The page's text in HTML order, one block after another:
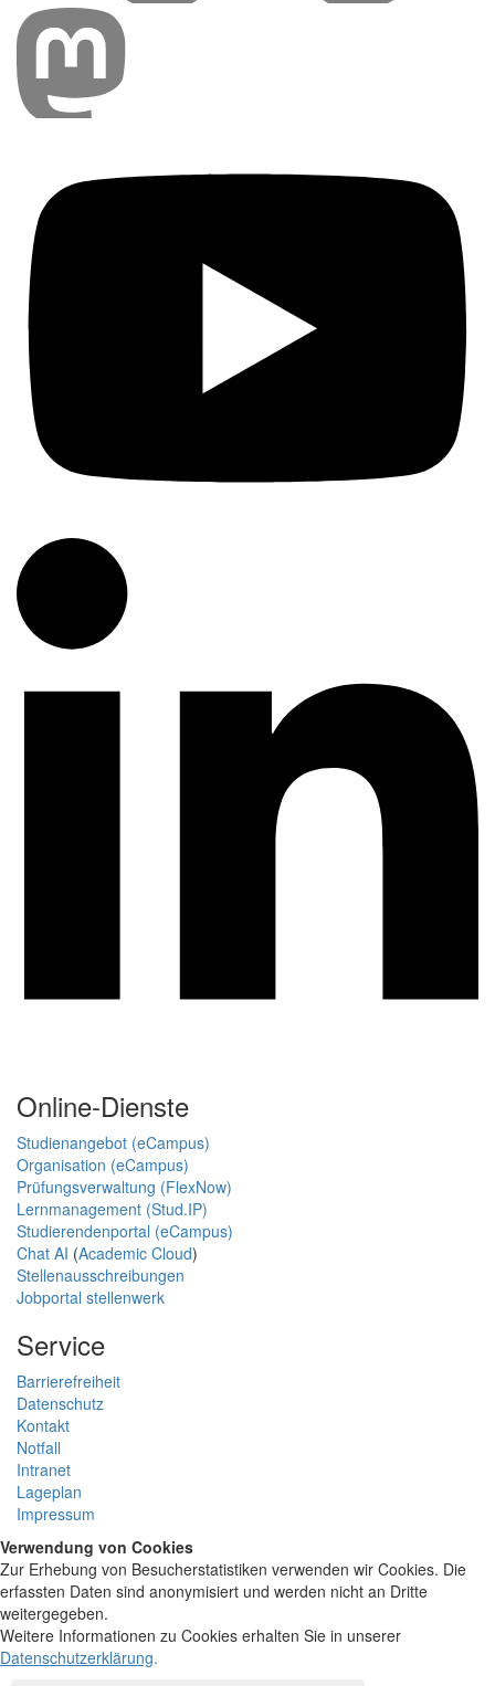
Online-Dienste
Studienangebot (eCampus)
Organisation (eCampus)
Prüfungsverwaltung (FlexNow)
Lernmanagement (Stud.IP)
Studierendenportal (eCampus)
Chat AI (Academic Cloud)
Stellenausschreibungen
Jobportal stellenwerk
Service
Barrierefreiheit
Datenschutz
Kontakt
Notfall
Intranet
Lageplan
Impressum
Verwendung von Cookies
Zur Erhebung von Besucherstatistiken verwenden wir Cookies. Die
erfassten Daten sind anonymisiert und werden nicht an Dritte
weitergegeben.
Weitere Informationen zu Cookies erhalten Sie in unserer
Datenschutzerklärung.